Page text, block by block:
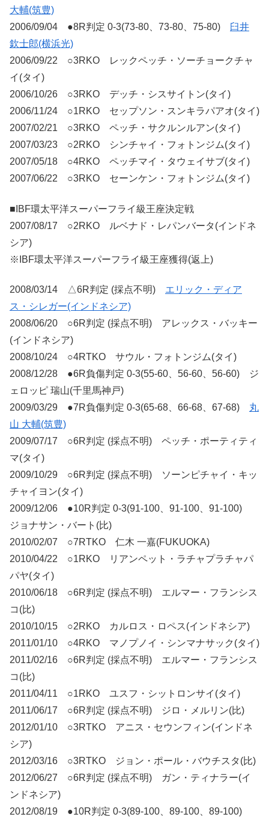
大輔(筑豊)
2006/09/04 ●8R判定 0-3(73-80、73-80、75-80) 臼井
欽士郎(横浜光)
2006/09/22 ○3RKO レックペッチ・ソーチョークチャ
イ(タイ)
2006/10/26 ○3RKO デッチ・シスサイトン(タイ)
2006/11/24 ○1RKO セップソン・スンキラパアオ(タイ)
2007/02/21 ○3RKO ペッチ・サクルンルアン(タイ)
2007/03/23 ○2RKO シンチャイ・フォトンジム(タイ)
2007/05/18 ○4RKO ペッチマイ・タウェイサブ(タイ)
2007/06/22 ○3RKO セーンケン・フォトンジム(タイ)
■IBF環太平洋スーパーフライ級王座決定戦
2007/08/17 ○2RKO ルベナド・レパンバータ(インドネ
シア)
※IBF環太平洋スーパーフライ級王座獲得(返上)
2008/03/14 △6R判定 (採点不明) エリック・ディア
ス・シレガー(インドネシア)
2008/06/20 ○6R判定 (採点不明) アレックス・バッキー
(インドネシア)
2008/10/24 ○4RTKO サウル・フォトンジム(タイ)
2008/12/28 ●6R負傷判定 0-3(55-60、56-60、56-60) ジ
ェロッピ 瑞山(千里馬神戸)
2009/03/29 ●7R負傷判定 0-3(65-68、66-68、67-68) 丸
山 大輔(筑豊)
2009/07/17 ○6R判定 (採点不明) ペッチ・ポーティティ
マ(タイ)
2009/10/29 ○6R判定 (採点不明) ソーンピチャイ・キッ
チャイヨン(タイ)
2009/12/06 ●10R判定 0-3(91-100、91-100、91-100)
ジョナサン・バート(比)
2010/02/07 ○7RTKO 仁木 一嘉(FUKUOKA)
2010/04/22 ○1RKO リアンペット・ラチャプラチャパ
パヤ(タイ)
2010/06/18 ○6R判定 (採点不明) エルマー・フランシス
コ(比)
2010/10/15 ○2RKO カルロス・ロペス(インドネシア)
2011/01/10 ○4RKO マノプノイ・シンマナサック(タイ)
2011/02/16 ○6R判定 (採点不明) エルマー・フランシス
コ(比)
2011/04/11 ○1RKO ユスフ・シットロンサイ(タイ)
2011/06/17 ○6R判定 (採点不明) ジロ・メルリン(比)
2012/01/10 ○3RTKO アニス・セウンフィン(インドネ
シア)
2012/03/16 ○3RTKO ジョン・ポール・バウチスタ(比)
2012/06/27 ○6R判定 (採点不明) ガン・ティナラー(イ
ンドネシア)
2012/08/19 ●10R判定 0-3(89-100、89-100、89-100)